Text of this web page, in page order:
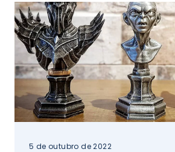
5 de outubro de 2022